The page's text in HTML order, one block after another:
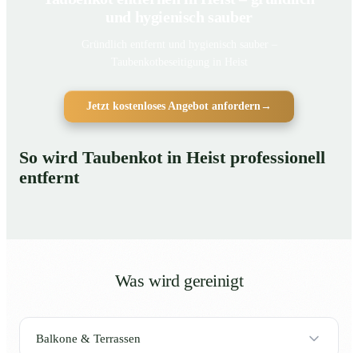
Jetzt kostenloses Angebot anfordern→
So wird Taubenkot in Heist professionell
entfernt
Was wird gereinigt
Balkone & Terrassen